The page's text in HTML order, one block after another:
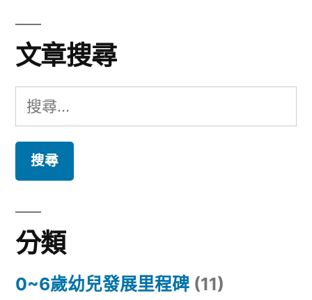
章
導
覽
文章搜尋
搜
尋
鍵
字:
分類
0~6歲幼兒發展里程碑 (11)